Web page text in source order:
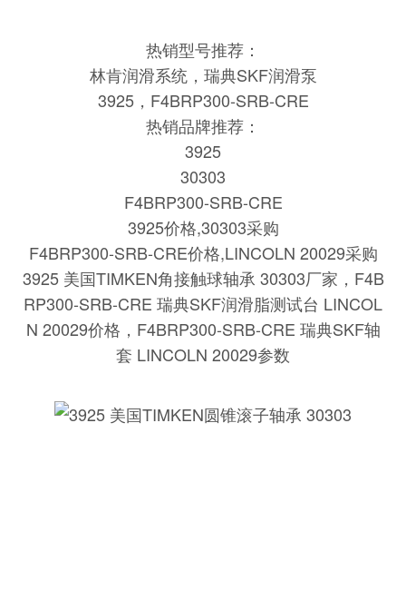
热销型号推荐：
林肯润滑系统，瑞典SKF润滑泵
3925，F4BRP300-SRB-CRE
热销品牌推荐：
3925
30303
F4BRP300-SRB-CRE
3925价格,30303采购
F4BRP300-SRB-CRE价格,LINCOLN 20029采购
3925 美国TIMKEN角接触球轴承 30303厂家， F4B
RP300-SRB-CRE 瑞典SKF润滑脂测试台 LINCOL
N 20029价格， F4BRP300-SRB-CRE 瑞典SKF轴
套 LINCOLN 20029参数